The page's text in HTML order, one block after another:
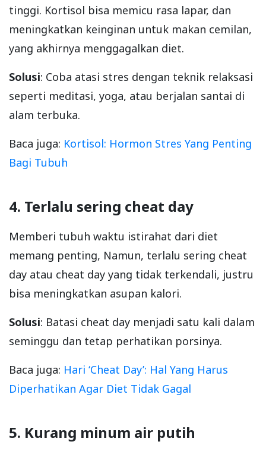
tinggi. Kortisol bisa memicu rasa lapar, dan
meningkatkan keinginan untuk makan cemilan,
yang akhirnya menggagalkan diet.
Solusi: Coba atasi stres dengan teknik relaksasi
seperti meditasi, yoga, atau berjalan santai di
alam terbuka.
Baca juga: Kortisol: Hormon Stres Yang Penting
Bagi Tubuh
4. Terlalu sering cheat day
Memberi tubuh waktu istirahat dari diet
memang penting, Namun, terlalu sering cheat
day atau cheat day yang tidak terkendali, justru
bisa meningkatkan asupan kalori.
Solusi: Batasi cheat day menjadi satu kali dalam
seminggu dan tetap perhatikan porsinya.
Baca juga: Hari ‘Cheat Day’: Hal Yang Harus
Diperhatikan Agar Diet Tidak Gagal
5. Kurang minum air putih